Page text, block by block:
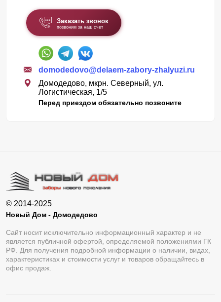
Заказать звонок
позвоним за наш счет
domodedovo@delaem-zabory-zhalyuzi.ru
Домодедово, мкрн. Северный, ул.
Логистическая, 1/5
Перед приездом обязательно позвоните
© 2014-2025
Новый Дом - Домодедово
Сайт носит исключительно информационный характер и не
является публичной офертой, определяемой положениями ГК
РФ. Для получения подробной информации о наличии, видах,
характеристиках и стоимости услуг и товаров обращайтесь в
офис продаж.